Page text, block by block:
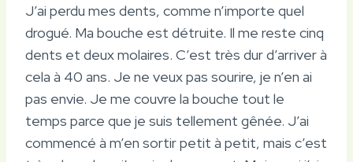
J’ai perdu mes dents, comme n’importe quel
drogué. Ma bouche est détruite. Il me reste cinq
dents et deux molaires. C’est très dur d’arriver à
cela à 40 ans. Je ne veux pas sourire, je n’en ai
pas envie. Je me couvre la bouche tout le
temps parce que je suis tellement gênée. J’ai
commencé à m’en sortir petit à petit, mais c’est